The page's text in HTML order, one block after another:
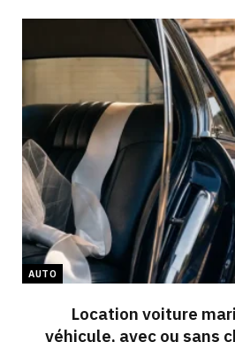
AUTO
Location voiture
véhicule, avec ou sans